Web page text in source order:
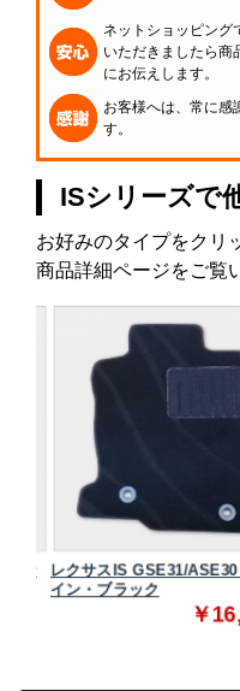
ネットショッピング
いただきましたら商
にお伝えします。
お客様へは、常に感
す。
ISシリーズで
お好みのタイプをクリ
商品詳細ページをご覧
レクサスIS GSE31/ASE30
イン・ブラック
￥